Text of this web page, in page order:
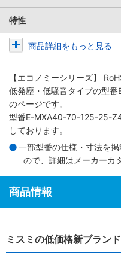
特性
商品詳細をもっと見る
【エコノミーシリーズ】
低発塵・低騒音タイプの型
のページです。
型番E-MXA40-70-125-25-
しております。
一部型番の仕様・寸法を
ので、詳細は メーカーカ
商品情報
ミスミの低価格新ブラン